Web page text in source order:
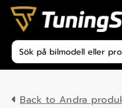
Skip to content
Produktsökning
Back to Andra